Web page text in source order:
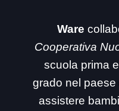
Ware
Cooperativa
scuola prima
grado nel paese
assistere